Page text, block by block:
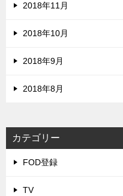
2018年11月
2018年10月
2018年9月
2018年8月
カテゴリー
FOD登録
TV